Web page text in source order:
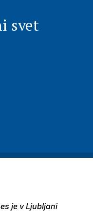
svet
je v Ljubljani